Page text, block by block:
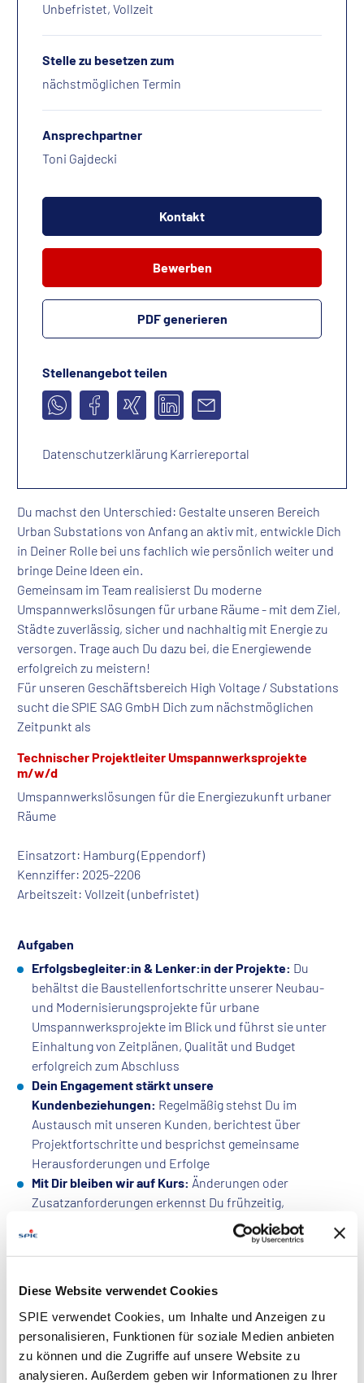
Diese Website verwendet Cookies
SPIE verwendet Cookies, um Inhalte und Anzeigen zu
personalisieren, Funktionen für soziale Medien anbieten
zu können und die Zugriffe auf unsere Website zu
analysieren. Außerdem geben wir Informationen zu Ihrer
Du machst den Unterschied: Gestalte unseren Bereich
Urban Substations von Anfang an aktiv mit, entwickle Dich
in Deiner Rolle bei uns fachlich wie persönlich weiter und
bringe Deine Ideen ein.
Gemeinsam im Team realisierst Du moderne
Umspannwerkslösungen für urbane Räume - mit dem Ziel,
Städte zuverlässig, sicher und nachhaltig mit Energie zu
versorgen. Trage auch Du dazu bei, die Energiewende
erfolgreich zu meistern!
Für unseren Geschäftsbereich High Voltage / Substations
sucht die SPIE SAG GmbH Dich zum nächstmöglichen
Zeitpunkt als
Technischer Projektleiter Umspannwerksprojekte
m/w/d
Umspannwerkslösungen für die Energiezukunft urbaner
Räume
Einsatzort: Hamburg (Eppendorf)
Kennziffer: 2025-2206
Arbeitszeit: Vollzeit (unbefristet)
Aufgaben
Erfolgsbegleiter:in & Lenker:in der Projekte: Du
behältst die Baustellenfortschritte unserer Neubau-
und Modernisierungsprojekte für urbane
Umspannwerksprojekte im Blick und führst sie unter
Einhaltung von Zeitplänen, Qualität und Budget
erfolgreich zum Abschluss
Dein Engagement stärkt unsere
Kundenbeziehungen: Regelmäßig stehst Du im
Austausch mit unseren Kunden, berichtest über
Projektfortschritte und besprichst gemeinsame
Herausforderungen und Erfolge
Mit Dir bleiben wir auf Kurs: Änderungen oder
Zusatzanforderungen erkennst Du frühzeitig,
informierst über das Nachtragsmanagement und die
erforderlichen Maßnahmen
Dein Beitrag zählt!:Von der Angebotserstellung bis zur
Projektmanagement-Skills ein – insbesondere in der
engen Zusammenarbeit mit unseren internen
Expertenteams sowie mit externen Partnern
Go Green!:Die Energiewende treibt Dich an – durch die
Begleitung unserer deutschlandweiten Kundenprojekte
Unbefristet, Vollzeit
Stelle zu besetzen zum
nächstmöglichen Termin
Ansprechpartner
Toni Gajdecki
Kontakt
Bewerben
PDF generieren
Stellenangebot teilen
Datenschutzerklärung Karriereportal